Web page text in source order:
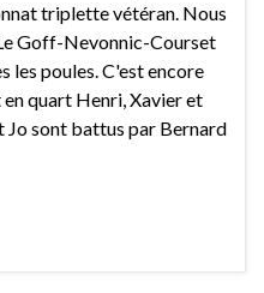
triplette vétéran. Nous
Goff-Nevonnic-Courset
les poules. C'est encore
quart Henri, Xavier et
Jo sont battus par Bernard